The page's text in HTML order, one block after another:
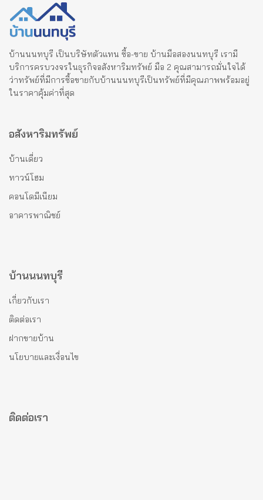
บ้านนนทบุรี เป็นบริษัทตัวแทน ซื้อ-ขาย บ้านมือสองนนทบุรี เรามี
บริการครบวงจรในธุรกิจอสังหาริมทรัพย์ มือ 2 คุณสามารถมั่นใจได้
ว่าทรัพย์ที่มีการซื้อขายกับบ้านนนทบุรีเป็นทรัพย์ที่มีคุณภาพพร้อมอยู่
ในราคาคุ้มค่าที่สุด
อสังหาริมทรัพย์
บ้านเดี่ยว
ทาวน์โฮม
คอนโดมีเนียม
อาคารพาณิชย์
บ้านนนทบุรี
เกี่ยวกับเรา
ติดต่อเรา
ฝากขายบ้าน
นโยบายและเงื่อนไข
ติดต่อเรา